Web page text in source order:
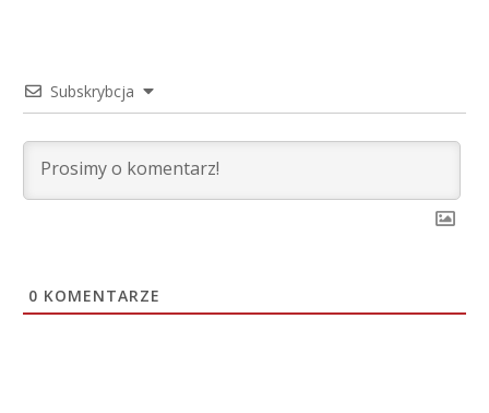
Subskrybcja
0 KOMENTARZE